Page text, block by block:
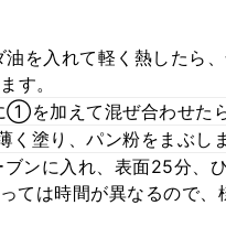
を入れて軽く熱したら
す。
を加えて混ぜ合わせたら
塗り、パン粉をまぶしま
ンに入れ、表面25分、
ては時間が異なるので